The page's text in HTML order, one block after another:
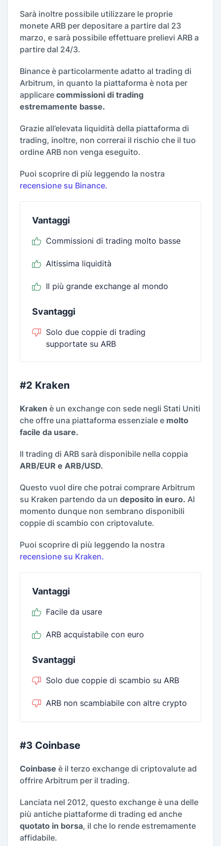
Sarà inoltre possibile utilizzare le proprie
monete ARB per depositare a partire dal 23
marzo, e sarà possibile effettuare prelievi ARB a
partire dal 24/3.
Binance è particolarmente adatto al trading di
Arbitrum, in quanto la piattaforma è nota per
applicare commissioni di trading
estremamente basse.
Grazie all’elevata liquidità della piattaforma di
trading, inoltre, non correrai il rischio che il tuo
ordine ARB non venga eseguito.
Puoi scoprire di più leggendo la nostra
recensione su Binance.
Vantaggi
Commissioni di trading molto basse
Altissima liquidità
Il più grande exchange al mondo
Svantaggi
Solo due coppie di trading
supportate su ARB
#2 Kraken
Kraken è un exchange con sede negli Stati Uniti
che offre una piattaforma essenziale e molto
facile da usare.
Il trading di ARB sarà disponibile nella coppia
ARB/EUR e ARB/USD.
Questo vuol dire che potrai comprare Arbitrum
su Kraken partendo da un deposito in euro. Al
momento dunque non sembrano disponibili
coppie di scambio con criptovalute.
Puoi scoprire di più leggendo la nostra
recensione su Kraken.
Vantaggi
Facile da usare
ARB acquistabile con euro
Svantaggi
Solo due coppie di scambio su ARB
ARB non scambiabile con altre crypto
#3 Coinbase
Coinbase è il terzo exchange di criptovalute ad
offrire Arbitrum per il trading.
Lanciata nel 2012, questo exchange è una delle
più antiche piattaforme di trading ed anche
quotato in borsa, il che lo rende estremamente
affidabile.